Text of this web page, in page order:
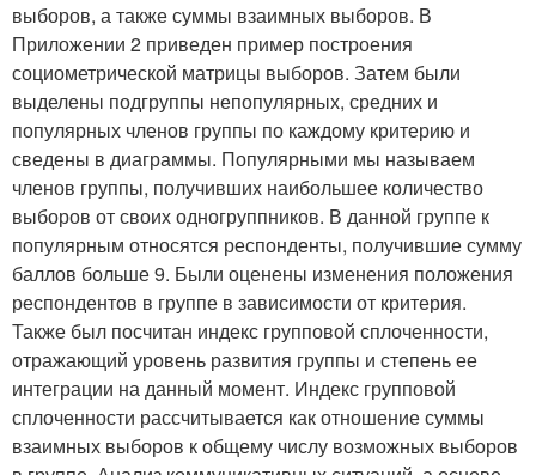
выборов, а также суммы взаимных выборов. В
Приложении 2 приведен пример построения
социометрической матрицы выборов. Затем были
выделены подгруппы непопулярных, средних и
популярных членов группы по каждому критерию и
сведены в диаграммы. Популярными мы называем
членов группы, получивших наибольшее количество
выборов от своих одногруппников. В данной группе к
популярным относятся респонденты, получившие сумму
баллов больше 9. Были оценены изменения положения
респондентов в группе в зависимости от критерия.
Также был посчитан индекс групповой сплоченности,
отражающий уровень развития группы и степень ее
интеграции на данный момент. Индекс групповой
сплоченности рассчитывается как отношение суммы
взаимных выборов к общему числу возможных выборов